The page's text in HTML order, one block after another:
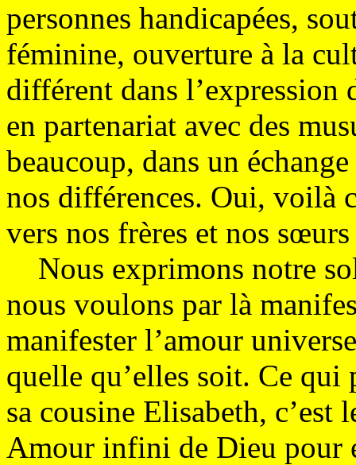
personnes handicapées,
féminine, ouverture à la
différent dans
en partenariat avec des
beaucoup, dans un
nos différences. Oui, voilà
vers nos frères et nos
Nous exprimons notre
nous voulons par là
manifester l’amour
quelle qu’elles soit. Ce qui
sa cousine Elisabeth, c’est
Amour infini de Dieu pour